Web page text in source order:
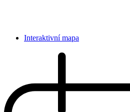
Interaktivní mapa